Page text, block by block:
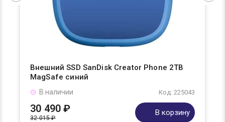
Внешний SSD SanDisk Creator Phone 2TB
MagSafe синий
Код: 225043
В наличии
30 490 ₽
32 015 ₽
В корзину